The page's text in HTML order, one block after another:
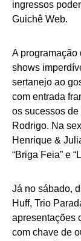
ingressos
Guichê Web.
A programação
shows
sertanejo ao
com entrada
os sucessos
Rodrigo. Na
Henrique &
“Briga Feia” e
Já no sábado,
Huff, Trio
apresentações
com chave de